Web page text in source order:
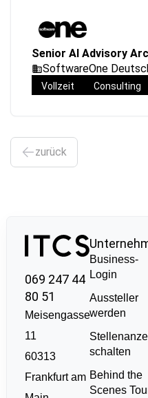
Senior AI Advisory
SoftwareOne
Vollzeit Consulting
zurück
069 247 44
80 51
Meisengasse
11
60313
Frankfurt am
Business-
Login
Aussteller
werden
schalten
Behind the
Scenes